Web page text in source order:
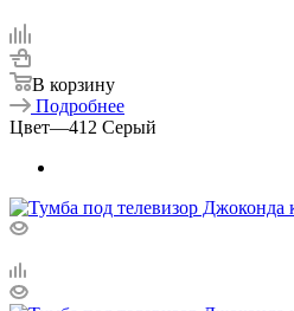
В корзину
Подробнее
Цвет—412 Серый